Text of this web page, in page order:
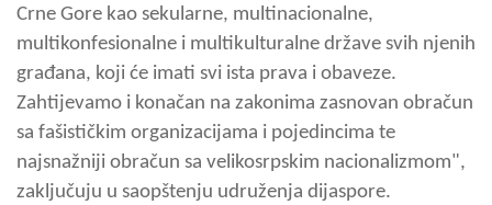
Crne Gore kao sekularne, multinacionalne,
multikonfesionalne i multikulturalne države svih njenih
građana, koji će imati svi ista prava i obaveze.
Zahtijevamo i konačan na zakonima zasnovan obračun
sa fašističkim organizacijama i pojedincima te
najsnažniji obračun sa velikosrpskim nacionalizmom",
zaključuju u saopštenju udruženja dijaspore.